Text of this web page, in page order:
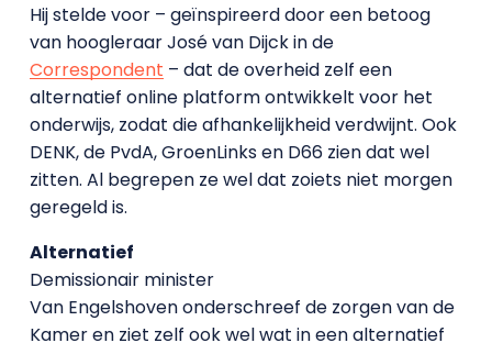
Hij stelde voor – geïnspireerd door een betoog
van hoogleraar José van Dijck in de
Correspondent – dat de overheid zelf een
alternatief online platform ontwikkelt voor het
onderwijs, zodat die afhankelijkheid verdwijnt. Ook
DENK, de PvdA, GroenLinks en D66 zien dat wel
zitten. Al begrepen ze wel dat zoiets niet morgen
geregeld is.
Alternatief
Demissionair minister
Van Engelshoven onderschreef de zorgen van de
Kamer en ziet zelf ook wel wat in een alternatief